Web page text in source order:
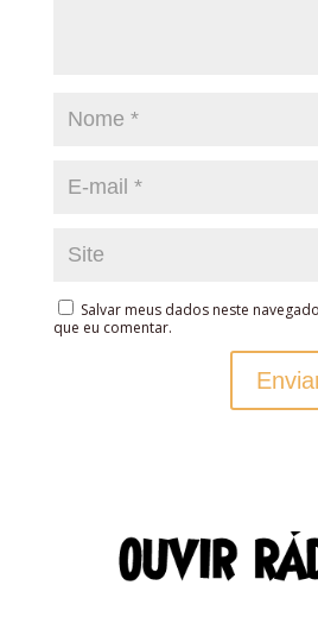
Salvar meus dados neste
que eu comentar.